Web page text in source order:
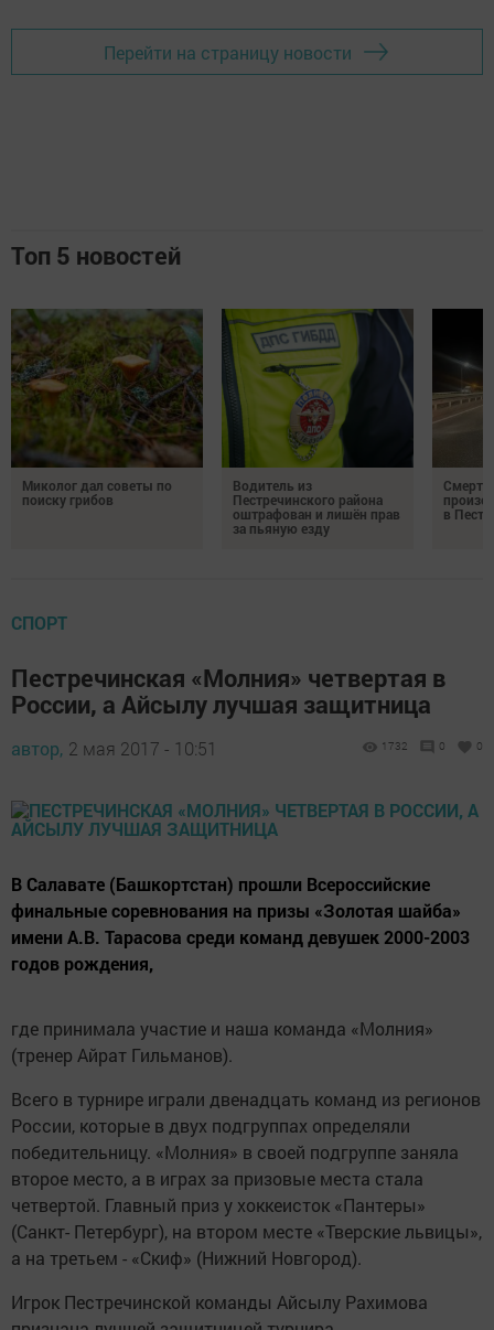
Перейти на страницу новости
Топ 5 новостей
Миколог дал советы по
поиску грибов
Водитель из
Пестречинского района
оштрафован и лишён прав
за пьяную езду
в
СПОРТ
Пестречинская «Молния» четвертая в
России, а Айсылу лучшая защитница
автор, 2 мая 2017 - 10:51 1732 0 0
В Салавате (Башкортстан) прошли Всероссийские
финальные соревнования на призы «Золотая шайба»
имени А.В. Тарасова среди команд девушек 2000-2003
годов рождения,
где принимала участие и наша команда «Молния»
(тренер Айрат Гильманов).
Всего в турнире играли двенадцать команд из регионов
России, которые в двух подгруппах определяли
победительницу. «Молния» в своей подгруппе заняла
второе место, а в играх за призовые места стала
четвертой. Главный приз у хоккеисток «Пантеры»
(Санкт- Петербург), на втором месте «Тверские львицы»,
а на третьем - «Скиф» (Нижний Новгород).
Игрок Пестречинской команды Айсылу Рахимова